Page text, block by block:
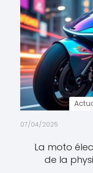
07/04/2025
La moto
de la